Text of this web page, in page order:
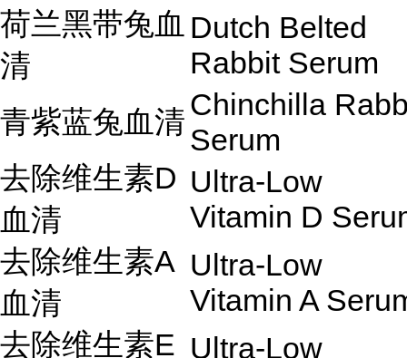
荷兰黑带兔血
清
Dutch Belted
Rabbit Serum
青紫蓝兔血清Chinchilla
Serum
去除维生素D
血清
Ultra-Low
Vitamin D
去除维生素A
血清
Ultra-Low
Vitamin A
去除维生素E Ultra-Low